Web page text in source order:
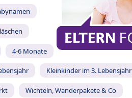
4-6 Monate
Kleinkinder im 3. Lebensjahr
Wichteln, Wanderpakete & Co